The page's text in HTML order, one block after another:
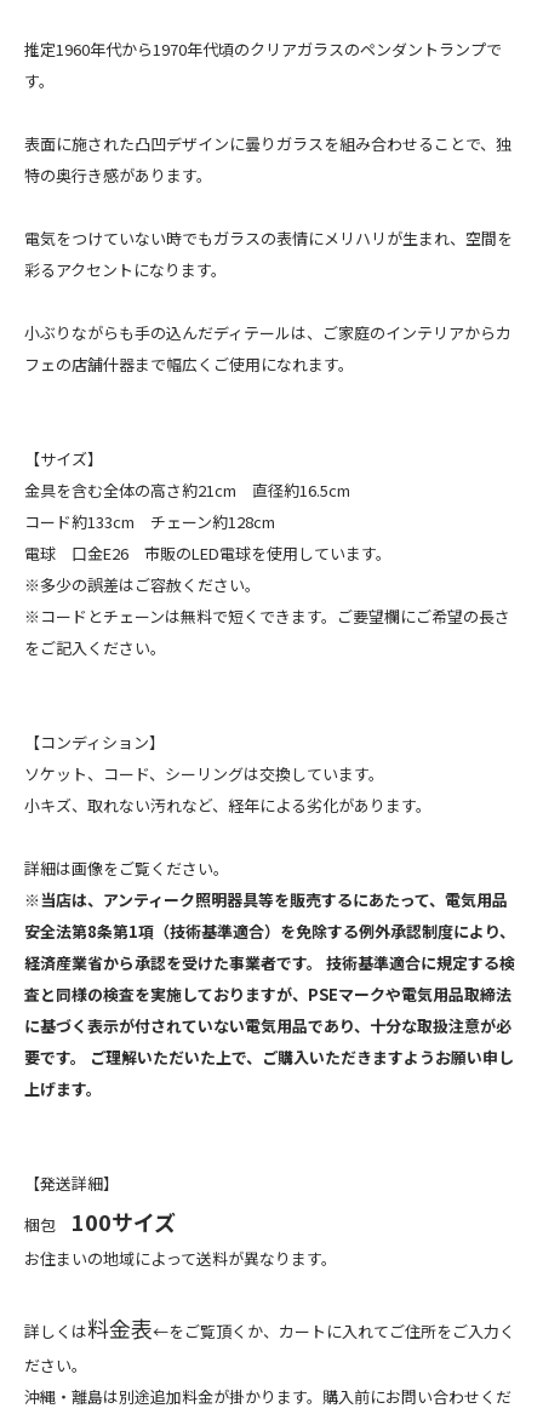
推定1960年代から1970年代頃のクリアガラスのペンダントランプで
す。
表面に施された凸凹デザインに曇りガラスを組み合わせることで、独
特の奥行き感があります。
電気をつけていない時でもガラスの表情にメリハリが生まれ、空間を
彩るアクセントになります。
小ぶりながらも手の込んだディテールは、ご家庭のインテリアからカ
フェの店舗什器まで幅広くご使用になれます。
【サイズ】
金具を含む全体の高さ約21cm 直径約16.5cm
コード約133cm チェーン約128cm
電球 口金E26 市販のLED電球を使用しています。
※多少の誤差はご容赦ください。
※コードとチェーンは無料で短くできます。ご要望欄にご希望の長さ
をご記入ください。
【コンディション】
ソケット、コード、シーリングは交換しています。
小キズ、取れない汚れなど、経年による劣化があります。
詳細は画像をご覧ください。
※当店は、アンティーク照明器具等を販売するにあたって、電気用品
安全法第8条第1項（技術基準適合）を免除する例外承認制度により、
経済産業省から承認を受けた事業者です。 技術基準適合に規定する検
査と同様の検査を実施しておりますが、PSEマークや電気用品取締法
に基づく表示が付されていない電気用品であり、十分な取扱注意が必
要です。 ご理解いただいた上で、ご購入いただきますようお願い申し
上げます。
【発送詳細】
梱包 100サイズ
お住まいの地域によって送料が異なります。
詳しくは料金表←をご覧頂くか、カートに入れてご住所をご入力く
ださい。
沖縄・離島は別途追加料金が掛かります。購入前にお問い合わせくだ